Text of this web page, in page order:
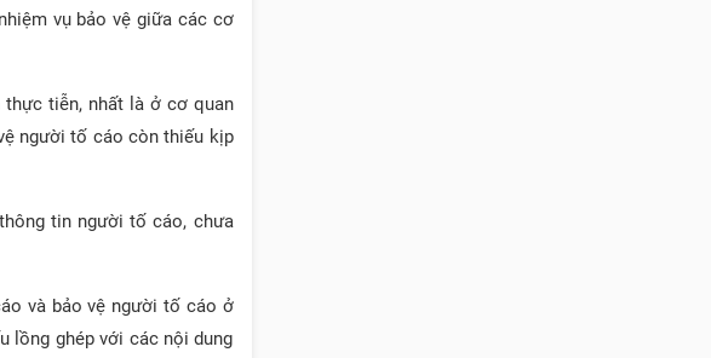
vụ bảo vệ giữa các cơ
tiễn, nhất là ở cơ quan
người tố cáo còn thiếu kịp
tin người tố cáo, chưa
và bảo vệ người tố cáo ở
lồng ghép với các nội dung